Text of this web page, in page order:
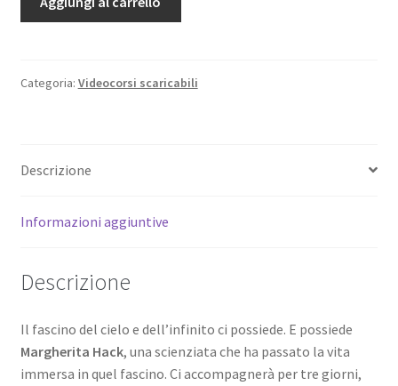
era:
è:
Hack:
universo:
della
(6
quantità
Categoria: Videocorsi scaricabili
Descrizione
Informazioni aggiuntive
Descrizione
Il fascino del cielo e dell’infinito ci possiede. E possiede
Margherita Hack, una scienziata che ha passato la vita
immersa in quel fascino. Ci accompagnerà per tre giorni,